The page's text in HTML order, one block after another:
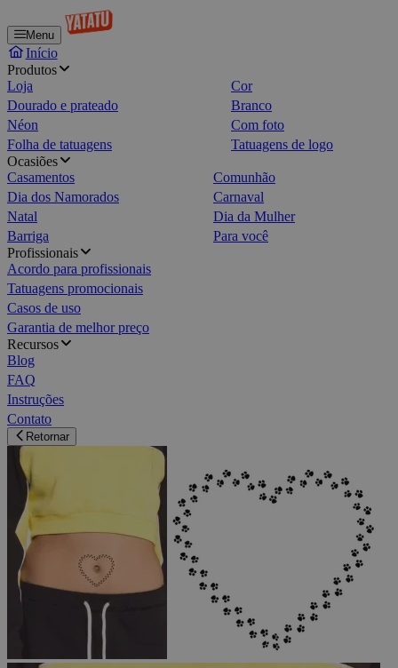
Menu
Início
Produtos
Loja
Cor
Dourado e prateado
Branco
Néon
Com foto
Folha de tatuagens
Tatuagens de logo
Ocasiões
Casamentos
Comunhão
Dia dos Namorados
Carnaval
Natal
Dia da Mulher
Barriga
Para você
Profissionais
Acordo para profissionais
Tatuagens promocionais
Casos de uso
Garantia de melhor preço
Recursos
Blog
FAQ
Instruções
Contato
Retornar